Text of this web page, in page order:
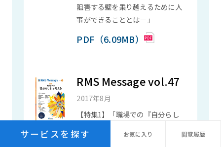
阻害する壁を乗り越えるために人
事ができることとは－」
PDF（6.09MB）
RMS Message vol.47
2017年8月
【特集1】「職場での『自分らし
【特集2】「人事データ活用 －
サービスを探す お気に 入り 閲覧履歴